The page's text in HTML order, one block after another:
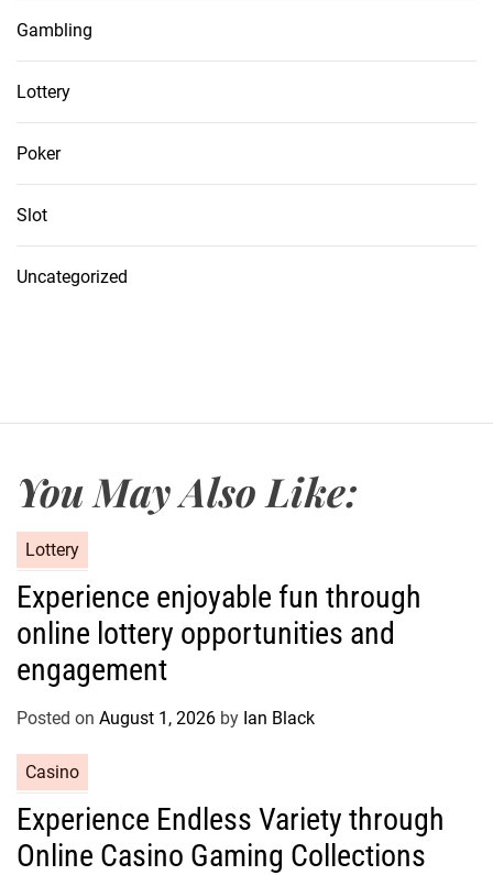
Gambling
Lottery
Poker
Slot
Uncategorized
You May Also Like:
a
e
o
r
s
Lottery
Experience enjoyable fun through
online lottery opportunities and
engagement
Posted on August 1, 2026 by Ian Black
a
e
Casino
Experience Endless Variety through
Online Casino Gaming Collections